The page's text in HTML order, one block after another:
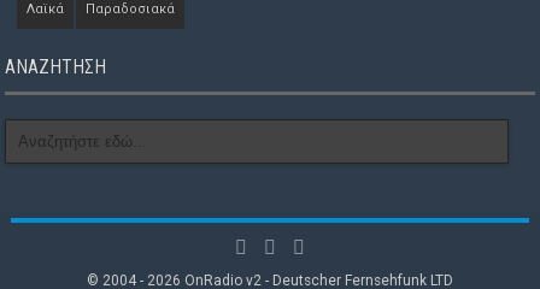
Λαϊκά Παραδοσιακά
ΑΝΑΖΗΤΗΣΗ
© 2004 - 2026 OnRadio v2 - Deutscher Fernsehfunk LTD